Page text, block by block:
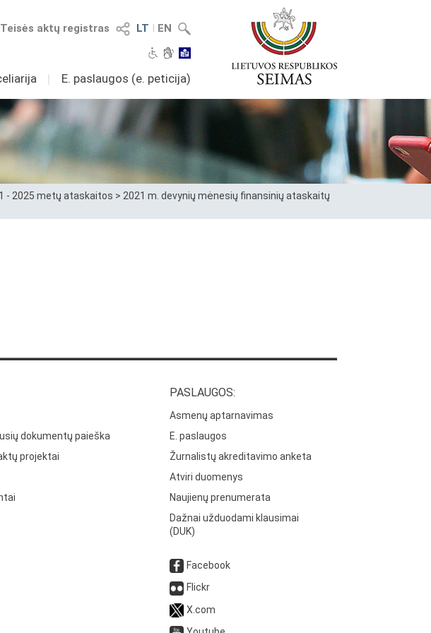
LT I EN
Teisės aktų registras
I E. paslaugos (e. peticija)
- 2025 metų ataskaitos > 2021 m. devynių mėnesių finansinių ataskaitų
dokumentų paieška
projektai
PASLAUGOS:
Asmenų aptarnavimas
E. paslaugos
Žurnalistų akreditavimo anketa
Atviri duomenys
Naujienų prenumerata
Dažnai užduodami klausimai
(DUK)
Facebook
Flickr
X.com